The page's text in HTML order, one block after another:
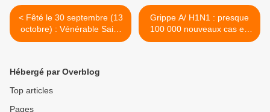
< Fêté le 30 septembre (13
octobre) : Vénérable Saint
Grégoire Higoumène de
Grippe A/ H1N1 : presque
100 000 nouveaux cas en
une semaine (Oms) >
Hébergé par Overblog
Top articles
Pages